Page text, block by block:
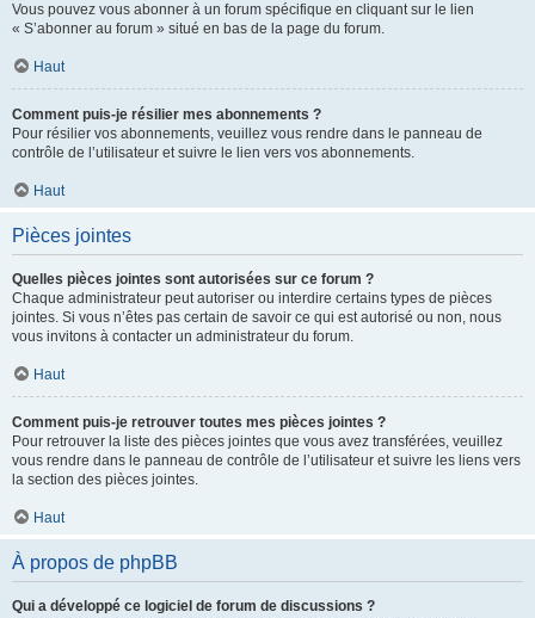
Vous pouvez vous abonner à un forum spécifique en cliquant sur le lien
« S’abonner au forum » situé en bas de la page du forum.
Haut
Comment puis-je résilier mes abonnements ?
Pour résilier vos abonnements, veuillez vous rendre dans le panneau de
contrôle de l’utilisateur et suivre le lien vers vos abonnements.
Haut
Pièces jointes
Quelles pièces jointes sont autorisées sur ce forum ?
Chaque administrateur peut autoriser ou interdire certains types de pièces
jointes. Si vous n’êtes pas certain de savoir ce qui est autorisé ou non, nous
vous invitons à contacter un administrateur du forum.
Haut
Comment puis-je retrouver toutes mes pièces jointes ?
Pour retrouver la liste des pièces jointes que vous avez transférées, veuillez
vous rendre dans le panneau de contrôle de l’utilisateur et suivre les liens vers
la section des pièces jointes.
Haut
À propos de phpBB
Qui a développé ce logiciel de forum de discussions ?